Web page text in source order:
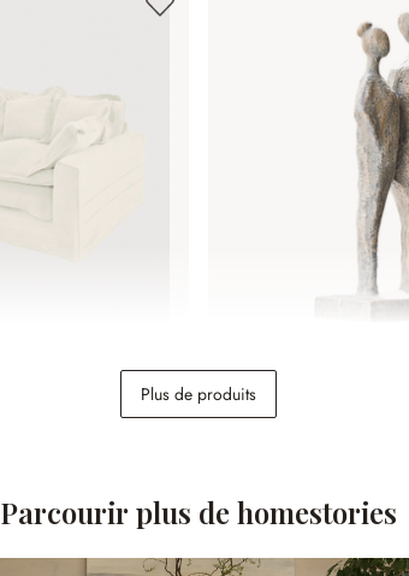
Sculpture Teslin
Plus de produits
Parcourir plus de homestories